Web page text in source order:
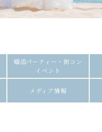
婚活パーティー・街コン
イベント
メディア情報